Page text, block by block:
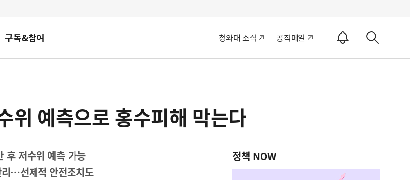
구독&참여 청와대 소식 공직메일
알
ON
세
위 예측으로 홍수피해 막는다
후 저수위 예측 가능
…선제적 안전조치도
정책 NOW